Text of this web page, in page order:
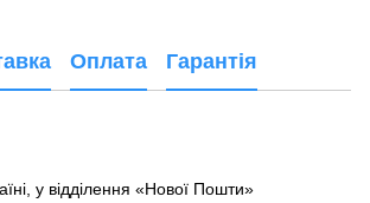
Оплата Гарантія
у відділення «Нової Пошти»